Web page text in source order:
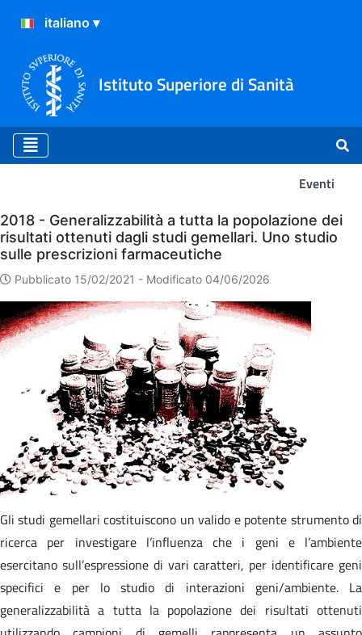
Istituto Superiore di Sanità
Eventi
Eventi
2018 - Generalizzabilità a tutta la popolazione dei
risultati ottenuti dagli studi gemellari. Uno studio
sulle prescrizioni farmaceutiche
Pubblicato 15/02/2021 - Modificato 04/06/2026
Gli studi gemellari costituiscono un valido e potente strumento di
ricerca per investigare l’influenza che i geni e l’ambiente
esercitano sull’espressione di vari caratteri, per identificare geni
specifici e per lo studio di interazioni geni/ambiente. La
generalizzabilità a tutta la popolazione dei risultati ottenuti